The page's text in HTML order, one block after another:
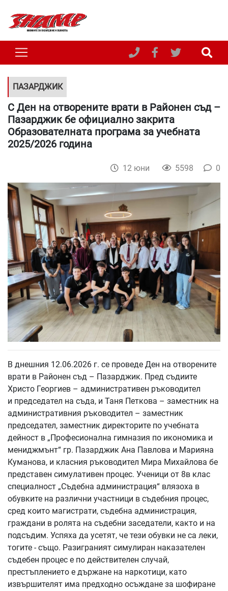
ПАЗАРДЖИК
С Ден на отворените врати в Районен съд –
Пазарджик бе официално закрита
Образователната програма за учебната
2025/2026 година
12 юни 5598 0
В днешния 12.06.2026 г. се проведе Ден на отворените
врати в Районен съд – Пазарджик. Пред съдиите
Христо Георгиев – административен ръководител
и председател на съда, и Таня Петкова – заместник на
административния ръководител – заместник
председател, заместник директорите по учебната
дейност в „Професионална гимназия по икономика и
мениджмънт“ гр. Пазарджик Ана Павлова и Марияна
Куманова, и класния ръководител Мира Михайлова бе
представен симулативен процес. Ученици от 8в клас
специалност „Съдебна администрация“ влязоха в
обувките на различни участници в съдебния процес,
сред които магистрати, съдебна администрация,
граждани в ролята на съдебни заседатели, както и на
подсъдим. Успяха да усетят, че тези обувки не са леки,
тогите - също. Разиграният симулиран наказателен
съдебен процес е по действителен случай,
престъплението е държане на наркотици, като
извършителят има предходно осъждане за шофиране